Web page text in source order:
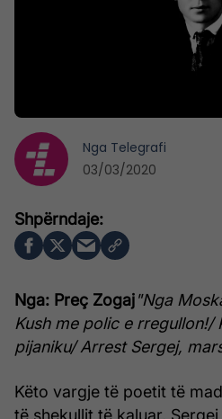
Nga: Preç Zogaj"Nga
Kush me polic e rregullon!/
pijaniku/ Arrest Sergej,
Këto vargje të poetit të
të shekullit të kaluar, Sergej
Nga Telegrafi
03/03/2020